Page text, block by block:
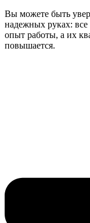
Вы можете быть
надежных руках:
опыт работы, а их
повышается.